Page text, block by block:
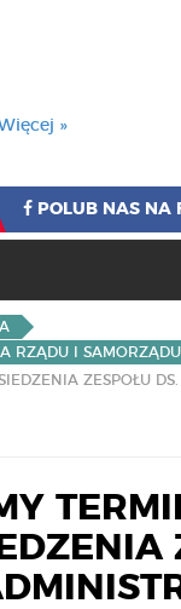
»
POLUB NAS NA
RZĄDU I